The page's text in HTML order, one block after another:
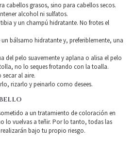
cabellos grasos, sino para cabellos secos.
alcohol ni sulfatos.
y un champú hidratante. No frotes el
bálsamo hidratante y, preferiblemente, una
del pelo suavemente y aplana o alisa el pelo
no lo seques frotando con la toalla.
al aire.
rizarlo y peinarlo como desees.
a un tratamiento de coloración en
lo vuelvas a teñir. Por lo tanto, todas las
bajo tu propio riesgo.